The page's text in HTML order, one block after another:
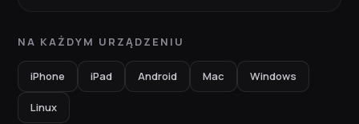
NA KAŻDYM URZĄDZENIU
iPhone iPad Android Mac Windows
Linux